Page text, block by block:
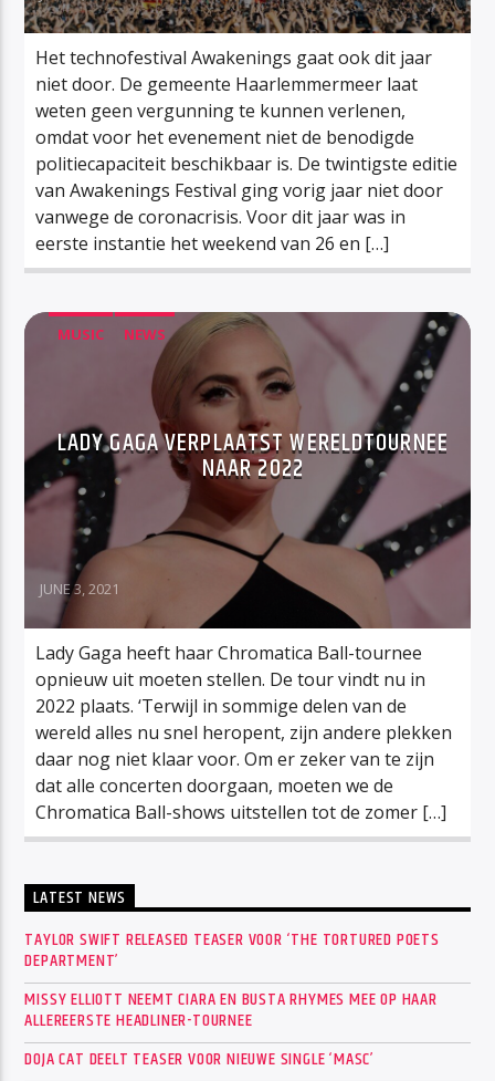
Het technofestival Awakenings gaat ook dit jaar
niet door. De gemeente Haarlemmermeer laat
weten geen vergunning te kunnen verlenen,
omdat voor het evenement niet de benodigde
politiecapaciteit beschikbaar is. De twintigste editie
van Awakenings Festival ging vorig jaar niet door
vanwege de coronacrisis. Voor dit jaar was in
eerste instantie het weekend van 26 en […]
MUSIC NEWS
LADY GAGA VERPLAATST WERELDTOURNEE
NAAR 2022
JUNE 3, 2021
Lady Gaga heeft haar Chromatica Ball-tournee
opnieuw uit moeten stellen. De tour vindt nu in
2022 plaats. ‘Terwijl in sommige delen van de
wereld alles nu snel heropent, zijn andere plekken
daar nog niet klaar voor. Om er zeker van te zijn
dat alle concerten doorgaan, moeten we de
Chromatica Ball-shows uitstellen tot de zomer […]
LATEST NEWS
TAYLOR SWIFT RELEASED TEASER VOOR ‘THE TORTURED POETS
DEPARTMENT’
MISSY ELLIOTT NEEMT CIARA EN BUSTA RHYMES MEE OP HAAR
ALLEREERSTE HEADLINER-TOURNEE
DOJA CAT DEELT TEASER VOOR NIEUWE SINGLE ‘MASC’